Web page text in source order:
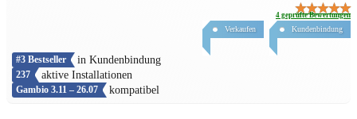
★★★★★
4 geprüfte Bewertungen
Verkaufen Kundenbindung
#3 Bestseller in Kundenbindung
237 aktive Installationen
Gambio 3.11 – 26.07 kompatibel